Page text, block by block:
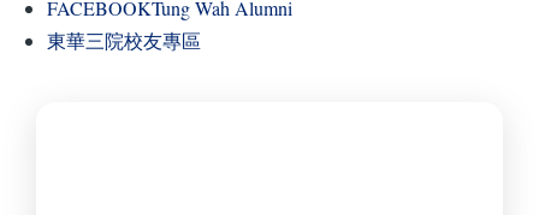
FACEBOOKTung Wah Alumni
東華三院校友專區